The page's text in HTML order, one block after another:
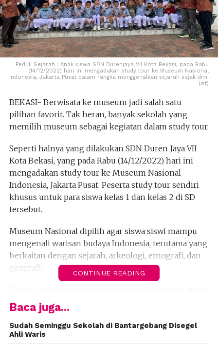
Peduli Sejarah : Anak siswa SDN Durenjaya VII Kota Bekasi, pada Rabu
(14/12/2022) hari ini mengadakan study tour ke Museum Nasional
Indonesia, Jakarta Pusat dalam rangka menggenalkan sejarah sejak dini.
(ist)
BEKASI- Berwisata ke museum jadi salah satu
pilihan favorit. Tak heran, banyak sekolah yang
memilih museum sebagai kegiatan dalam study tour.
Seperti halnya yang dilakukan SDN Duren Jaya VII
Kota Bekasi, yang pada Rabu (14/12/2022) hari ini
mengadakan study tour ke Museum Nasional
Indonesia, Jakarta Pusat. Peserta study tour sendiri
khusus untuk para siswa kelas 1 dan kelas 2 di SD
tersebut.
Museum Nasional dipilih agar siswa siswi mampu
mengenali warisan budaya Indonesia, terutama yang
berkaitan dengan sejarah, arkeologi, etnografi, dan
geografi.
anak dapat belajar tidak hanya di dalam kelas,
melainkan juga anak merasakan belajar di luar kelas.
Membuat anak sejak dini mengenal warisan budaya
Indonesia yang sangat beragam ini,” jelas Tatang
CONTINUE READING
Baca juga...
Sudah Seminggu Sekolah di Bantargebang Disegel
Ahli Waris